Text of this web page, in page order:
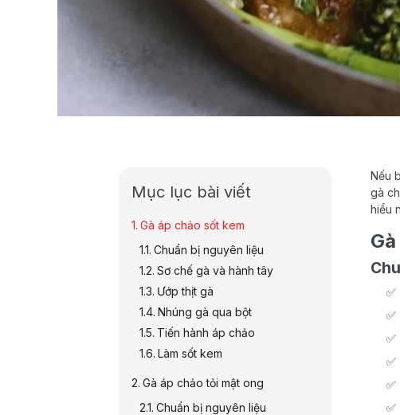
Nếu
gà
hiểu
Mục lục bài viết
Gà áp chảo sốt kem
Chuẩn bị nguyên liệu
Sơ chế gà và hành tây
Ướp thịt gà
Nhúng gà qua bột
Tiến hành áp chảo
Làm sốt kem
Gà áp chảo tỏi mật ong
Chuẩn bị nguyên liệu